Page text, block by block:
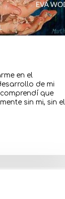
en el
de mi
que
sin mi, sin el